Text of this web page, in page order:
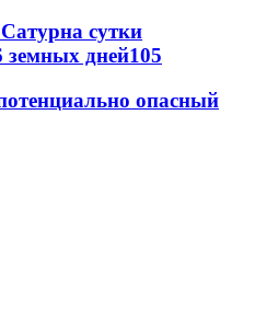
сутки
земных дней105
опасный